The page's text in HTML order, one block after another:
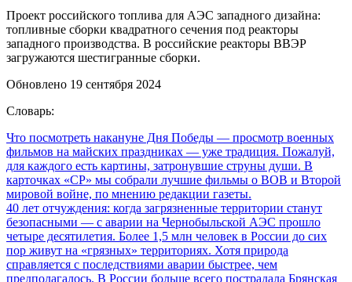
Проект российского топлива для АЭС западного дизайна:
топливные сборки квадратного сечения под реакторы
западного производства. В российские реакторы ВВЭР
загружаются шестигранные сборки.
Обновлено 19 сентября 2024
Словарь:
Что посмотреть накануне Дня Победы — просмотр военных
фильмов на майских праздниках — уже традиция. Пожалуй,
для каждого есть картины, затронувшие струны души. В
карточках «СР» мы собрали лучшие фильмы о ВОВ и Второй
мировой войне, по мнению редакции газеты.
40 лет отчуждения: когда загрязненные территории станут
безопасными — с аварии на Чернобыльской АЭС прошло
четыре десятилетия. Более 1,5 млн человек в России до сих
пор живут на «грязных» территориях. Хотя природа
справляется с последствиями аварии быстрее, чем
предполагалось. В России больше всего пострадала Брянская